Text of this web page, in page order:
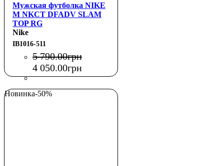
Мужская футболка NIKE
M NKCT DFADV SLAM
TOP RG
Nike
IB1016-511
5 790.00грн
4 050.00грн
Новинка-50%